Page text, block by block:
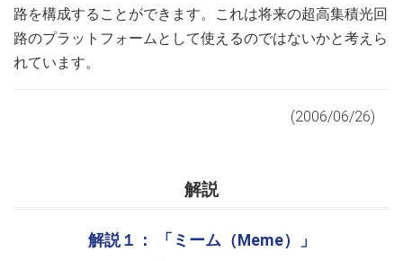
路を構成することができます。これは将来の超高集積光回
路のプラットフォームとして使えるのではないかと考えら
れています。
(2006/06/26)
解説
解説１： 「ミーム（Meme）」